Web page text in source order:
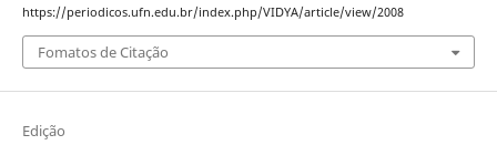
https://periodicos.ufn.edu.br/index.php/VIDYA/article/view/2008
Fomatos de Citação
Edição